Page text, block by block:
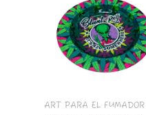
ART PARA EL FUMADOR
METAL
B.R.ALIEN
13.5CM
cantidad